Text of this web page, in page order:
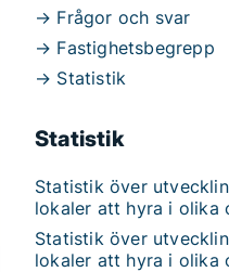
→ Frågor och svar
→ Fastighetsbegrepp
→ Statistik
Statistik
Statistik över
lokaler att hyra i olika
Statistik över
lokaler att hyra i olika